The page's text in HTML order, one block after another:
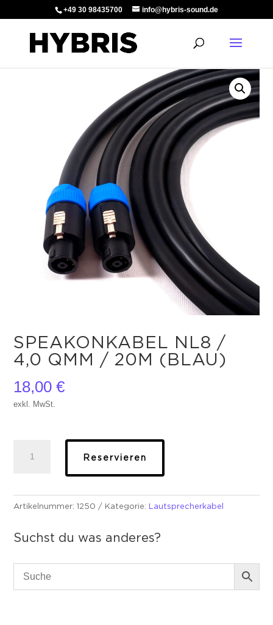
+49 30 98435700 info@hybris-sound.de
SPEAKONKABEL NL8 /
4,0 QMM / 20M (BLAU)
18,00€
exkl. MwSt.
qmm
(blau)
Reservieren
Artikelnummer:1250 Kategorie: Lautsprecherkabel
Suchst du was anderes?